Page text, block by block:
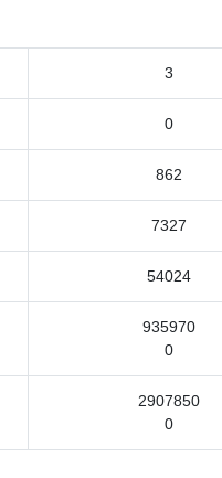
3
0
862
7327
54024
935970
0
2907850
0